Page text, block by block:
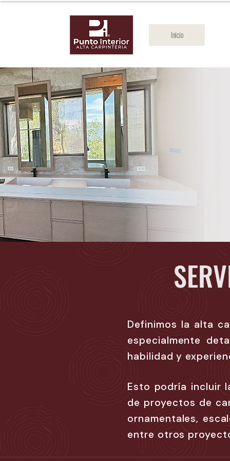
Inicio
Definimos la alta
especialmente
habilidad y
Esto podría incluir
de proyectos de
ornamentales,
entre otros